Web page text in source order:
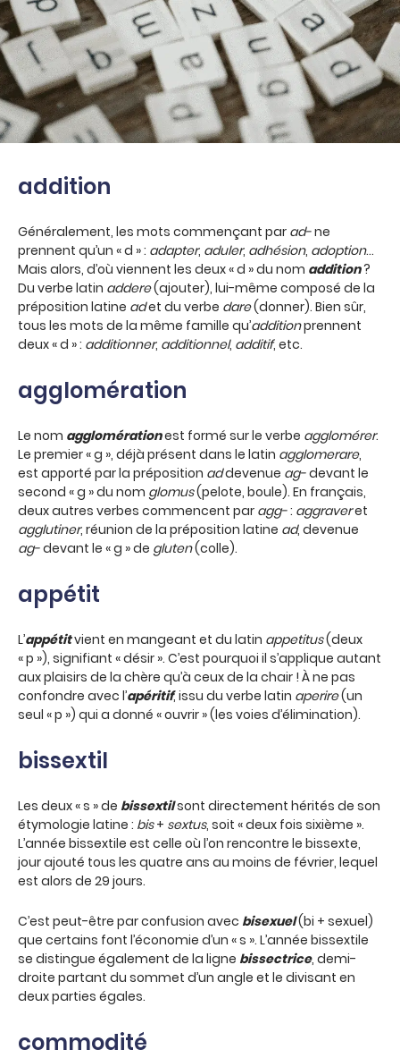
addition
Généralement, les mots commençant par ad-ne
prennent qu’un « d » : adapter, aduler, adhésion, adoption…
Mais alors, d’où viennent les deux « d » du nom addition?
Du verbe latin addere(ajouter), lui-même composé de la
préposition latine adet du verbe dare(donner). Bien sûr,
tous les mots de la même famille qu’additionprennent
deux « d » : additionner, additionnel, additif, etc.
agglomération
Le nom agglomérationest formé sur le verbe agglomérer.
Le premier « g », déjà présent dans le latin agglomerare,
est apporté par la préposition addevenue ag-devant le
second « g » du nom glomus(pelote, boule). En français,
deux autres verbes commencent par agg-: aggraveret
agglutiner, réunion de la préposition latine ad, devenue
ag-devant le « g » de gluten(colle).
appétit
L’appétitvient en mangeant et du latin appetitus(deux
« p »), signifiant « désir ». C’est pourquoi il s’applique autant
aux plaisirs de la chère qu’à ceux de la chair ! À ne pas
confondre avec l’apéritif, issu du verbe latin aperire(un
seul « p ») qui a donné « ouvrir » (les voies d’élimination).
bissextil
Les deux « s » de bissextilsont directement hérités de son
étymologie latine : bis+ sextus, soit « deux fois sixième ».
L’année bissextile est celle où l’on rencontre le bissexte,
jour ajouté tous les quatre ans au moins de février, lequel
est alors de 29 jours.
C’est peut-être par confusion avec bisexuel(bi + sexuel)
que certains font l’économie d’un « s ». L’année bissextile
se distingue également de la ligne bissectrice, demi-
droite partant du sommet d’un angle et le divisant en
deux parties égales.
commodité